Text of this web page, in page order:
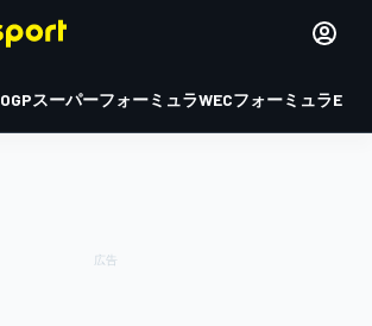
スーパーフォーミュラWECフォーミュラE